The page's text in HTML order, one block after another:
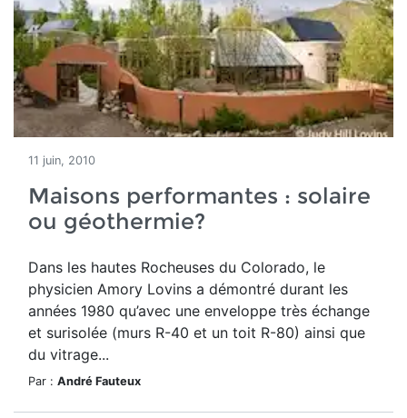
11 juin, 2010
Maisons performantes : solaire
ou géothermie?
Dans les hautes Rocheuses du Colorado, le
physicien Amory Lovins a démontré durant les
années 1980 qu’avec une enveloppe très échange
et surisolée (murs R-40 et un toit R-80) ainsi que
du vitrage...
Par : André Fauteux